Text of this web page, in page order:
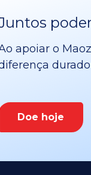
apoiar o
Doe hoje